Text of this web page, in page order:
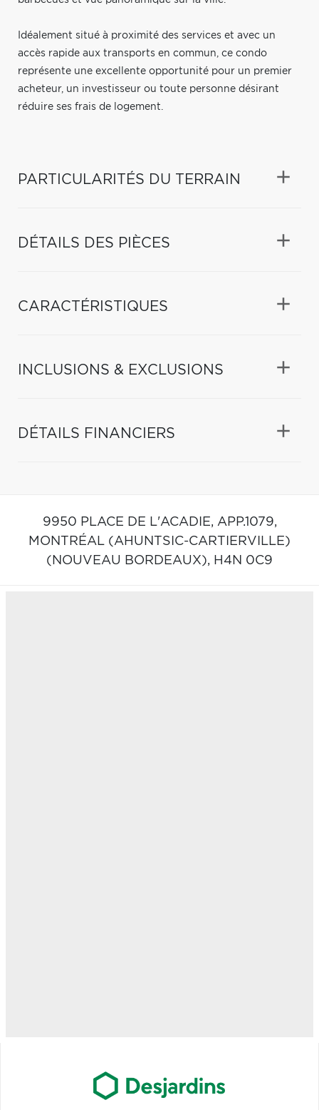
Idéalement situé à proximité des services et avec un
accès rapide aux transports en commun, ce condo
représente une excellente opportunité pour un premier
acheteur, un investisseur ou toute personne désirant
réduire ses frais de logement.
PARTICULARITÉS DU TERRAIN
DÉTAILS DES PIÈCES
CARACTÉRISTIQUES
INCLUSIONS & EXCLUSIONS
DÉTAILS FINANCIERS
9950 PLACE DE L'ACADIE, APP.1079,
MONTRÉAL (AHUNTSIC-CARTIERVILLE)
(NOUVEAU BORDEAUX), H4N 0C9